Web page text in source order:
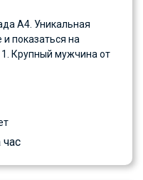
А4. Уникальная
показаться на
Крупный мужчина от